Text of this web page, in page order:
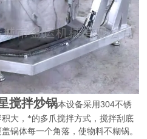
搅拌炒锅本设备采用304不锈
大，*的多爪搅拌方式，搅拌刮底
锅体每一个角落，使物料不糊锅。